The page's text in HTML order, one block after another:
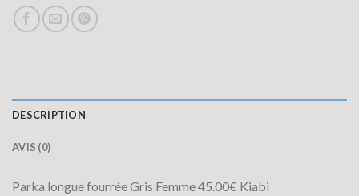
DESCRIPTION
AVIS (0)
Parka longue fourrée Gris Femme 45.00€ Kiabi